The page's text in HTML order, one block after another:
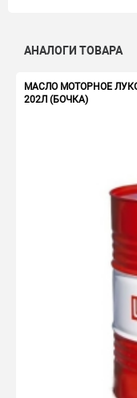
АНАЛОГИ ТОВАРА
МАСЛО МОТОРНОЕ
202Л (БОЧКА)